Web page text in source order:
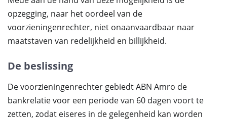
opzegging, naar het oordeel van de
voorzieningenrechter, niet onaanvaardbaar naar
maatstaven van redelijkheid en billijkheid.
De beslissing
De voorzieningenrechter gebiedt ABN Amro de
bankrelatie voor een periode van 60 dagen voort te
zetten, zodat eiseres in de gelegenheid kan worden